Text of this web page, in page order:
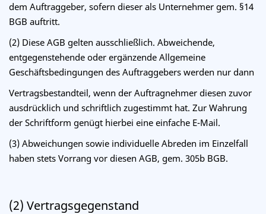
dem Auftraggeber, sofern dieser als Unternehmer gem. §14
BGB auftritt.
(2) Diese AGB gelten ausschließlich. Abweichende,
entgegenstehende oder ergänzende Allgemeine
Geschäftsbedingungen des Auftraggebers werden nur dann
Vertragsbestandteil, wenn der Auftragnehmer diesen zuvor
ausdrücklich und schriftlich zugestimmt hat. Zur Wahrung
der Schriftform genügt hierbei eine einfache E-Mail.
(3) Abweichungen sowie individuelle Abreden im Einzelfall
haben stets Vorrang vor diesen AGB, gem. 305b BGB.
(2) Vertragsgegenstand